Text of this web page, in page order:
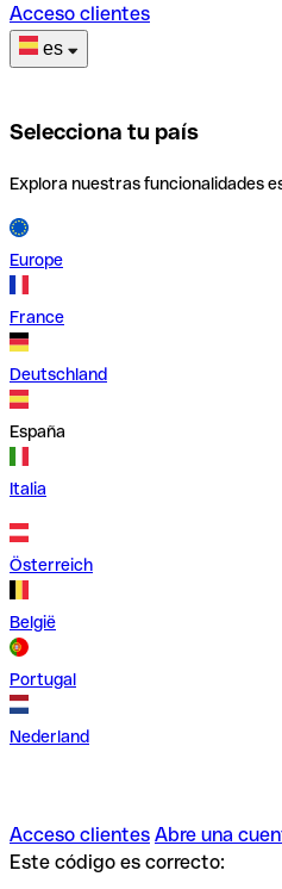
Acceso clientes
es
Selecciona tu país
Explora nuestras funcionalidades
Europe
France
Deutschland
España
Italia
Österreich
België
Portugal
Nederland
Acceso clientes Abre una
Este código es correcto: